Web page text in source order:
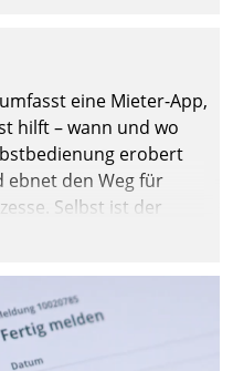
eine Mieter-App,
hilft – wann und wo
erobert
den Weg für
Selbst ist der